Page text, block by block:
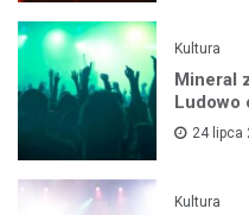
Kultura
Mineral
Ludowo
24 lipca
Kultura